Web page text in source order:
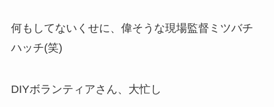
何もしてないくせに、偉そうな現場監督ミツバチ
ハッチ(笑)
DIYボランティアさん、大忙し